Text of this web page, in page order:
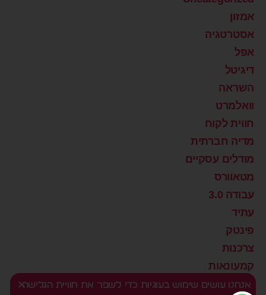
אמזון
אסטרטגיה
אפל
דיגיטל
השראה
וואלמרט
חווית לקוח
מדיה חברתית
מודלים עסקיים
מטאוורס
עבודה 3.0
עתיד
פינטק
צרכנות
קמעונאות
רוצים שינוי?
אנחנו עושים שימוש בעוגיות כדי לשפר את חוויית הגלישה